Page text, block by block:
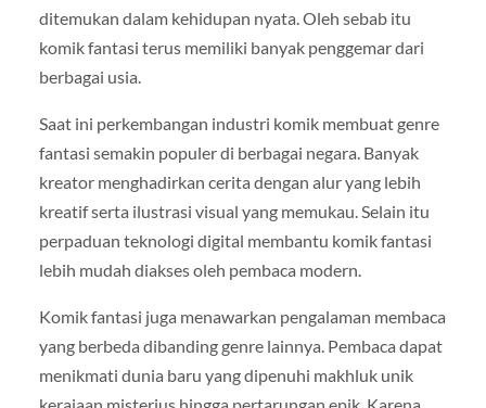
ditemukan dalam kehidupan nyata. Oleh sebab itu
komik fantasi terus memiliki banyak penggemar dari
berbagai usia.
Saat ini perkembangan industri komik membuat genre
fantasi semakin populer di berbagai negara. Banyak
kreator menghadirkan cerita dengan alur yang lebih
kreatif serta ilustrasi visual yang memukau. Selain itu
perpaduan teknologi digital membantu komik fantasi
lebih mudah diakses oleh pembaca modern.
Komik fantasi juga menawarkan pengalaman membaca
yang berbeda dibanding genre lainnya. Pembaca dapat
menikmati dunia baru yang dipenuhi makhluk unik